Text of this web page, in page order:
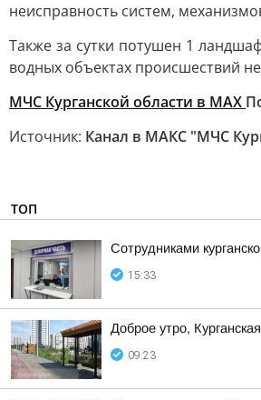
неисправность систем,
Также за сутки потушен 1
водных объектах происшествий
МЧС Курганской области в MAX
Источник: Канал в МАКС "МЧС
ТОП
Сотрудниками
15:33
Доброе утро,
09:23